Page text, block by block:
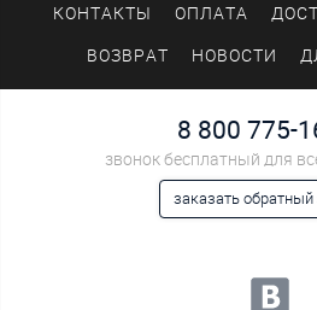
КОНТАКТЫ ОПЛАТА
ВОЗВРАТ НОВОСТИ
8 800 775-
звонок бесплатный для
заказать обратный